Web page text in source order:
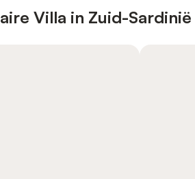
Villa in Zuid-Sardinië